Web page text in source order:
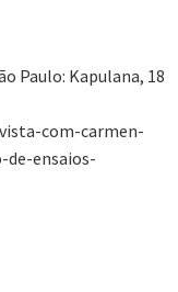
Paulo: Kapulana, 18
com-carmen-
ensaios-